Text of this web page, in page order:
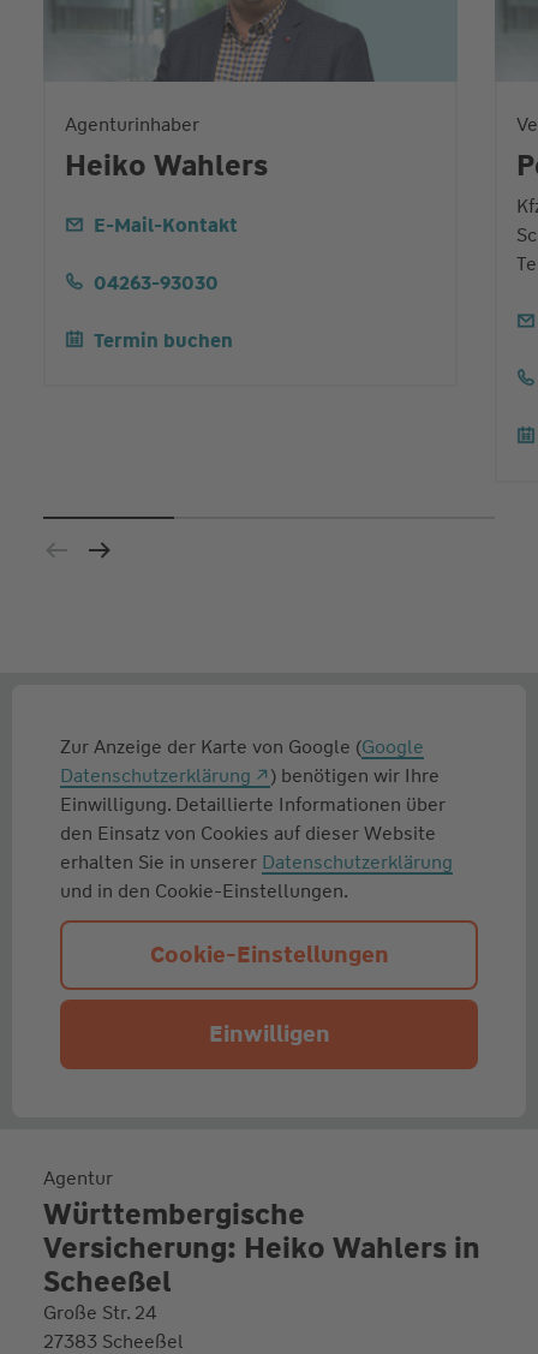
Agenturinhaber
Heiko Wahlers
E-Mail-Kontakt
04263-93030
Termin buchen
Zur Anzeige der Karte von Google (Google
Datenschutzerklärung
) benötigen wir Ihre
Einwilligung. Detaillierte Informationen über
den Einsatz von Cookies auf dieser Website
erhalten Sie in unserer Datenschutzerklärung
und in den Cookie-Einstellungen.
Cookie-Einstellungen
Einwilligen
Agentur
Württembergische
Versicherung: Heiko Wahlers in
Scheeßel
Große Str. 24
27383 Scheeßel